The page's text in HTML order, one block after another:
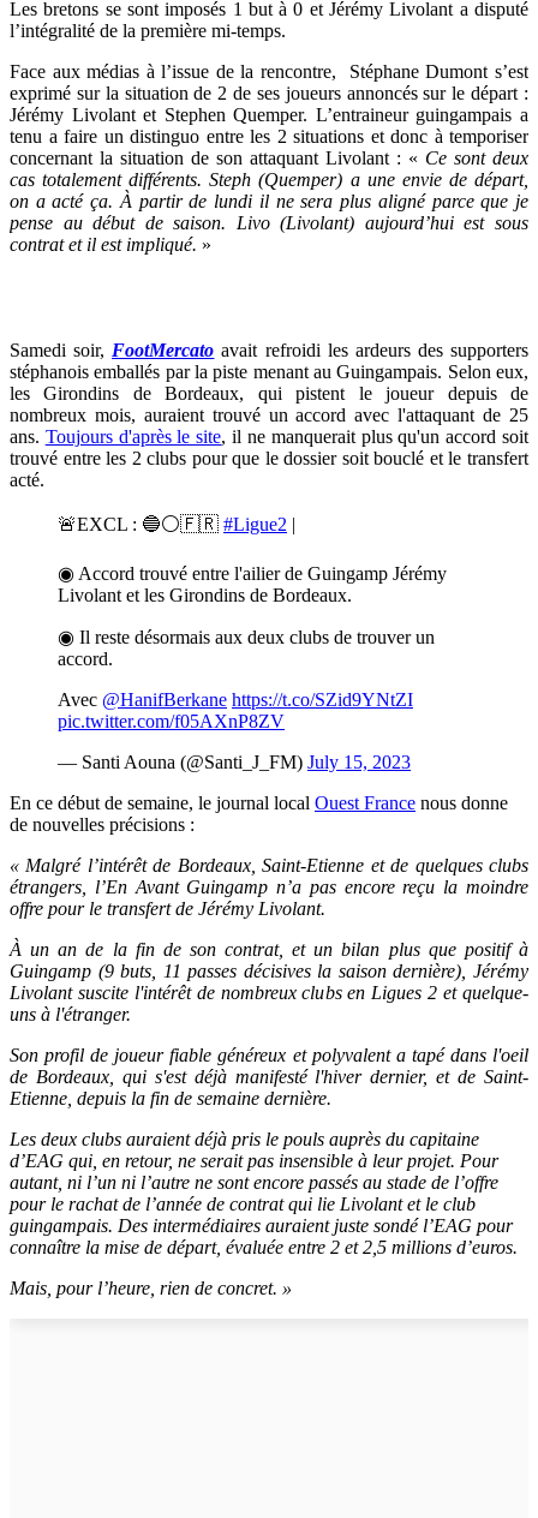
Les bretons se sont imposés 1 but à 0 et Jérémy Livolant a disputé
l’intégralité de la première mi-temps.
Face aux médias à l’issue de la rencontre,
Stéphane Dumont s’est
exprimé sur la situation de 2 de ses joueurs annoncés sur le départ :
Jérémy Livolant et Stephen Quemper. L’entraineur guingampais a
tenu a faire un distinguo entre les 2 situations et donc à temporiser
concernant la situation de son attaquant Livolant : « Ce sont deux
cas totalement différents. Steph (Quemper) a une envie de départ,
on a acté ça. À partir de lundi il ne sera plus aligné parce que je
pense au début de saison. Livo (Livolant) aujourd’hui est sous
contrat et il est impliqué. »
Samedi soir, FootMercato avait refroidi les ardeurs des supporters
stéphanois emballés par la piste menant au Guingampais. Selon eux,
les Girondins de Bordeaux, qui pistent le joueur depuis de
nombreux mois, auraient trouvé un accord avec l'attaquant de 25
ans. Toujours d'après le site, il ne manquerait plus qu'un accord soit
trouvé entre les 2 clubs pour que le dossier soit bouclé et le transfert
acté.
🚨EXCL : 🔵⚪️🇫🇷 #Ligue2 |
◉ Accord trouvé entre l'ailier de Guingamp Jérémy
Livolant et les Girondins de Bordeaux.
◉ Il reste désormais aux deux clubs de trouver un
accord.
Avec @HanifBerkane https://t.co/SZid9YNtZI
pic.twitter.com/f05AXnP8ZV
— Santi Aouna (@Santi_J_FM) July 15, 2023
En ce début de semaine, le journal local Ouest France nous donne
de nouvelles précisions :
« Malgré l’intérêt de Bordeaux, Saint-Etienne et de quelques clubs
étrangers, l’En Avant Guingamp n’a pas encore reçu la moindre
offre pour le transfert de Jérémy Livolant.
À un an de la fin de son contrat, et un bilan plus que positif à
Guingamp (9 buts, 11 passes décisives la saison dernière), Jérémy
Livolant suscite l'intérêt de nombreux clubs en Ligues 2 et quelque-
uns à l'étranger.
Son profil de joueur fiable généreux et polyvalent a tapé dans l'oeil
de Bordeaux, qui s'est déjà manifesté l'hiver dernier, et de Saint-
Etienne, depuis la fin de semaine dernière.
Les deux clubs auraient déjà pris le pouls auprès du capitaine
d’EAG qui, en retour, ne serait pas insensible à leur projet. Pour
autant, ni l’un ni l’autre ne sont encore passés au stade de l’offre
pour le rachat de l’année de contrat qui lie Livolant et le club
guingampais. Des intermédiaires auraient juste sondé l’EAG pour
connaître la mise de départ, évaluée entre 2 et 2,5 millions d’euros.
Mais, pour l’heure, rien de concret. »